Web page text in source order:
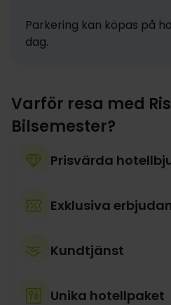
Parkering kan köpas på
dag.
Varför resa med
Bilsemester?
Prisvärda
Exklusiva
Kundtjänst
Unika hotellpaket